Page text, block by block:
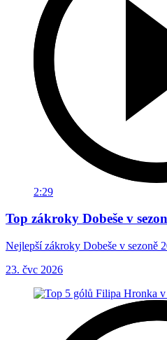
2:29
Top zákroky Dobeše v
Nejlepší zákroky Dobeše v sezoně
23. čvc 2026